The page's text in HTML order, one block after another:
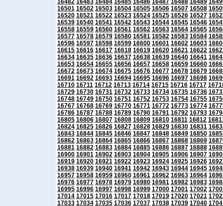
16482 16483 16484 16485 16486 16487 16488 16489
16501 16502 16503 16504 16505 16506 16507 16508
16520 16521 16522 16523 16524 16525 16526 16527
16539 16540 16541 16542 16543 16544 16545 16546
16558 16559 16560 16561 16562 16563 16564 16565
16577 16578 16579 16580 16581 16582 16583 16584
16596 16597 16598 16599 16600 16601 16602 16603
16615 16616 16617 16618 16619 16620 16621 16622
16634 16635 16636 16637 16638 16639 16640 16641
16653 16654 16655 16656 16657 16658 16659 16660
16672 16673 16674 16675 16676 16677 16678 16679
16691 16692 16693 16694 16695 16696 16697 16698
16710 16711 16712 16713 16714 16715 16716 16717
16729 16730 16731 16732 16733 16734 16735 16736
16748 16749 16750 16751 16752 16753 16754 16755
16767 16768 16769 16770 16771 16772 16773 16774
16786 16787 16788 16789 16790 16791 16792 16793
16805 16806 16807 16808 16809 16810 16811 16812
16824 16825 16826 16827 16828 16829 16830 16831
16843 16844 16845 16846 16847 16848 16849 16850
16862 16863 16864 16865 16866 16867 16868 16869
16881 16882 16883 16884 16885 16886 16887 16888
16900 16901 16902 16903 16904 16905 16906 16907
16919 16920 16921 16922 16923 16924 16925 16926
16938 16939 16940 16941 16942 16943 16944 16945
16957 16958 16959 16960 16961 16962 16963 16964
16976 16977 16978 16979 16980 16981 16982 16983
16995 16996 16997 16998 16999 17000 17001 17002
17014 17015 17016 17017 17018 17019 17020 17021
17033 17034 17035 17036 17037 17038 17039 17040